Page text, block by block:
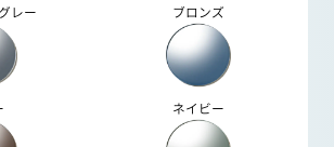
レー ブロンズ
ネイビー